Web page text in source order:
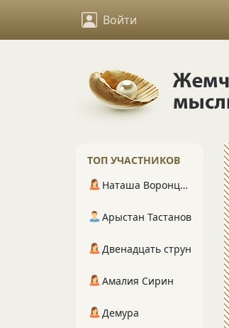
Войти
ТОП УЧАСТНИКОВ
Наташа Воронцова
Арыстан Тастанов
Двенадцать струн
Амалия Сирин
Демура